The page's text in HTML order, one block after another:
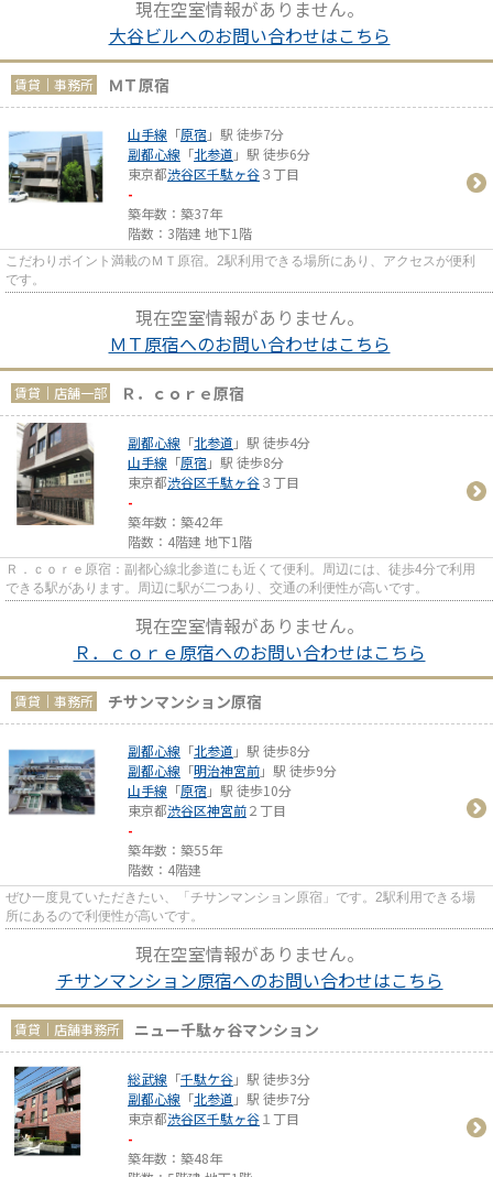
現在空室情報がありません。
大谷ビルへのお問い合わせはこちら
賃貸｜事務所 ＭＴ原宿
山手線 「原宿 」駅 徒歩7分
副都心線 「北参道 」駅 徒歩6分
東京都渋谷区千駄ヶ谷３丁目
-
築年数：築37年
階数：3階建 地下1階
こだわりポイント満載のＭＴ原宿。2駅利用できる場所にあり、アクセスが便利
です。
現在空室情報がありません。
ＭＴ原宿へのお問い合わせはこちら
賃貸｜店舗一部 Ｒ．ｃｏｒｅ原宿
副都心線 「北参道 」駅 徒歩4分
山手線 「原宿 」駅 徒歩8分
東京都渋谷区千駄ヶ谷３丁目
-
築年数：築42年
階数：4階建 地下1階
Ｒ．ｃｏｒｅ原宿：副都心線北参道にも近くて便利。周辺には、徒歩4分で利用
できる駅があります。周辺に駅が二つあり、交通の利便性が高いです。
現在空室情報がありません。
Ｒ．ｃｏｒｅ原宿へのお問い合わせはこちら
賃貸｜事務所 チサンマンション原宿
副都心線 「北参道 」駅 徒歩8分
副都心線 「明治神宮前」駅 徒歩9分
山手線 「原宿 」駅 徒歩10分
東京都渋谷区神宮前２丁目
-
築年数：築55年
階数：4階建
ぜひ一度見ていただきたい、「チサンマンション原宿」です。2駅利用できる場
所にあるので利便性が高いです。
現在空室情報がありません。
チサンマンション原宿へのお問い合わせはこちら
賃貸｜店舗事務所 ニュー千駄ヶ谷マンション
総武線 「千駄ケ谷」駅 徒歩3分
副都心線 「北参道 」駅 徒歩7分
東京都渋谷区千駄ヶ谷１丁目
-
築年数：築48年